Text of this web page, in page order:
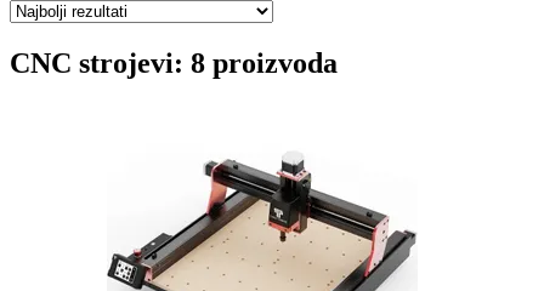
CNC strojevi: 8 proizvoda